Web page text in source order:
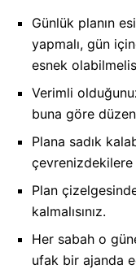
Günlük planın
yapmalı, gün
esnek
Verimli
buna göre
Plana sadık
çevrenizdekilere
Plan
kalmalısınız.
Her sabah o
ufak bir ajanda